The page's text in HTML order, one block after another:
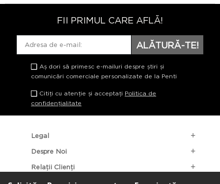
FII PRIMUL CARE AFLĂ!
ALĂTURĂ-TE!
Aș dori să primesc e-mailuri despre știri și
comunicări comerciale personalizate de la Penti
Citiți cu atenție și acceptați Politica de
confidențialitate
Legal
Despre Noi
Relații Clienți